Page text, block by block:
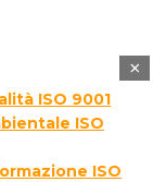
ISO 9001
ISO
ISO
×